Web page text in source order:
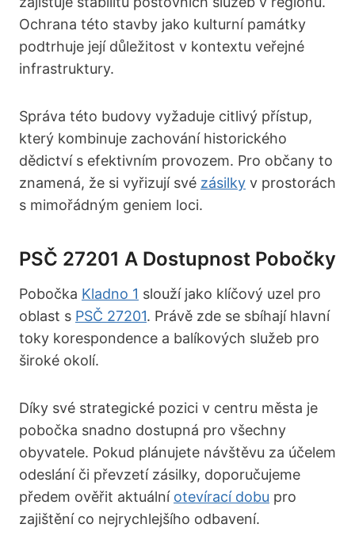
Ochrana této stavby jako kulturní památky
podtrhuje její důležitost v kontextu veřejné
infrastruktury.
Správa této budovy vyžaduje citlivý přístup,
který kombinuje zachování historického
dědictví s efektivním provozem. Pro občany to
znamená, že si vyřizují své zásilky v prostorách
s mimořádným geniem loci.
PSČ 27201 A Dostupnost Pobočky
Pobočka Kladno 1 slouží jako klíčový uzel pro
oblast s PSČ 27201. Právě zde se sbíhají hlavní
toky korespondence a balíkových služeb pro
široké okolí.
Díky své strategické pozici v centru města je
pobočka snadno dostupná pro všechny
obyvatele. Pokud plánujete návštěvu za účelem
odeslání či převzetí zásilky, doporučujeme
předem ověřit aktuální otevírací dobu pro
zajištění co nejrychlejšího odbavení.